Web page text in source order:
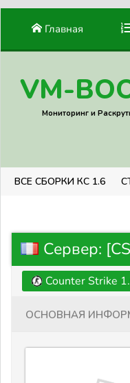
Главная
VM-
Мониторинг и
ВСЕ СБОРКИ КС 1.6
Сервер:
Counter Strike
Основная